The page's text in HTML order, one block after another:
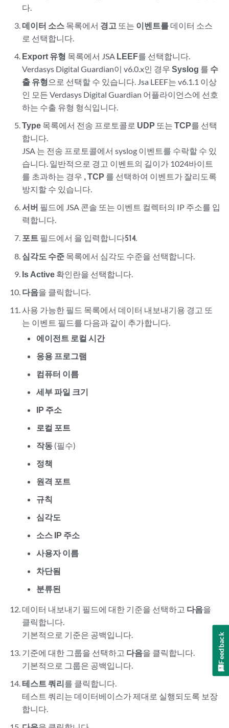
다.
데이터 소스 목록에서 경고 또는 이벤트를데이터 소스
로 선택합니다.
Export 유형 목록에서 JSA LEEF를 선택합니다.
Verdasys Digital Guardian이 v6.0.x인 경우Syslog 를 수
출 유형 으로 선택할 수 있습니다. Jsa LEEF는 v6.1.1 이상
인 모든 Verdasys Digital Guardian 어플라이언스에 선호
하는 수출 유형 형식입니다.
Type 목록에서 전송 프로토콜로 UDP 또는TCP를 선택
합니다.
JSA 는 전송 프로토콜에서 syslog 이벤트를 수락할 수 있
습니다. 일반적으로 경고 이벤트의 길이가 1024바이트
를 초과하는 경우 , TCP 를 선택하여 이벤트가 잘리도록
방지할 수 있습니다.
서버 필드에 JSA 콘솔 또는 이벤트 컬렉터의 IP 주소를 입
력합니다.
포트 필드에서 을 입력합니다514.
심각도 수준 목록에서 심각도 수준을 선택합니다.
Is Active 확인란을 선택합니다.
다음을 클릭합니다.
사용 가능한 필드 목록에서 데이터 내보내기용 경고 또
는 이벤트 필드를 다음과 같이 추가합니다.
에이전트 로컬 시간
응용 프로그램
컴퓨터 이름
세부 파일 크기
IP 주소
로컬 포트
작동(필수)
정책
원격 포트
규칙
심각도
소스 IP 주소
사용자 이름
차단됨
분류된
데이터 내보내기 필드에 대한 기준을 선택하고 다음을
클릭합니다.
기본적으로 기준은 공백입니다.
기준에 대한 그룹을 선택하고 다음을 클릭합니다.
기본적으로 그룹은 공백입니다.
테스트 쿼리를 클릭합니다.
테스트 쿼리는 데이터베이스가 제대로 실행되도록 보장
합니다.
Feedback